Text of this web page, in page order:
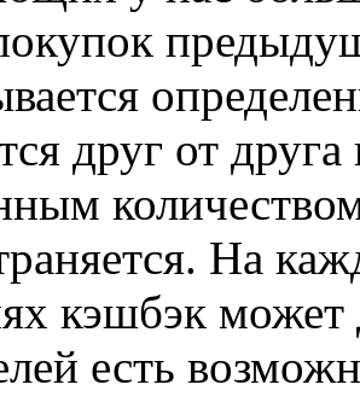
друг от
На
кэшбэк
есть